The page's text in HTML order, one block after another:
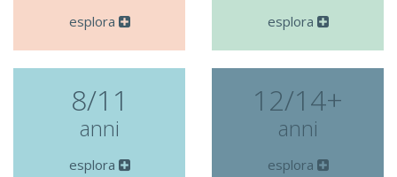
esplora esplora
8/11
anni
esplora
12/14+
anni
esplora